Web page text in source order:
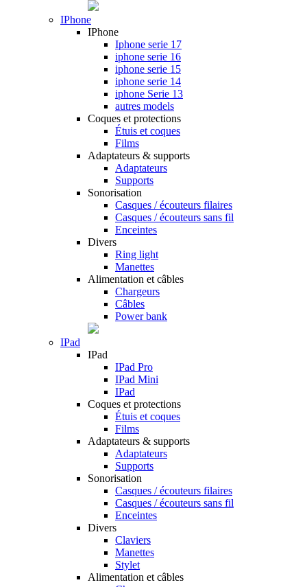
IPhone
IPhone
Iphone serie 17
iphone serie 16
iphone serie 15
iphone serie 14
iphone Serie 13
autres models
Coques et protections
Étuis et coques
Films
Adaptateurs & supports
Adaptateurs
Supports
Sonorisation
Casques / écouteurs filaires
Casques / écouteurs sans fil
Enceintes
Divers
Ring light
Manettes
Alimentation et câbles
Chargeurs
Câbles
Power bank
IPad
IPad
IPad Pro
IPad Mini
IPad
Coques et protections
Étuis et coques
Films
Adaptateurs & supports
Adaptateurs
Supports
Sonorisation
Casques / écouteurs filaires
Casques / écouteurs sans fil
Enceintes
Divers
Claviers
Manettes
Stylet
Alimentation et câbles